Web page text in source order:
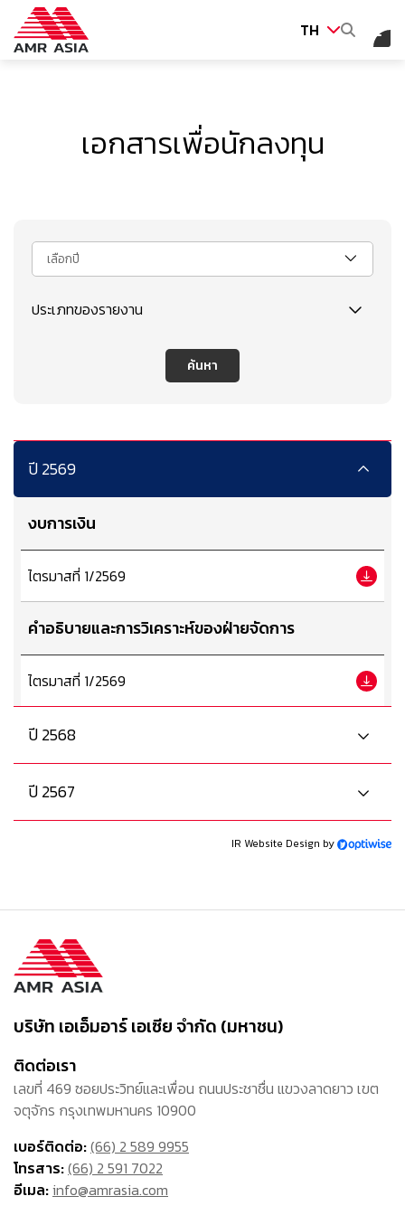
TH
เอกสารเพื่อนักลงทุน
เลือกปี
ประเภทของรายงาน
ค้นหา
ปี 2569
งบการเงิน
ไตรมาสที่ 1/2569
คำอธิบายและการวิเคราะห์ของฝ่ายจัดการ
ไตรมาสที่ 1/2569
ปี 2568
ปี 2567
IR Website Design by
บริษัท เอเอ็มอาร์ เอเซีย จำกัด (มหาชน)
ติดต่อเรา
เลขที่ 469 ซอยประวิทย์และเพื่อน ถนนประชาชื่น แขวงลาดยาว เขต
จตุจักร กรุงเทพมหานคร 10900
เบอร์ติดต่อ:(66) 2 589 9955
โทรสาร:(66) 2 591 7022
อีเมล:info@amrasia.com